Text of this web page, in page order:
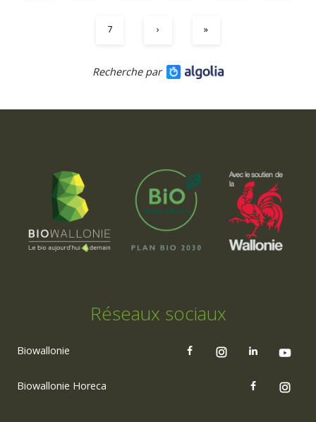
7 › »
Recherche par
Réseaux sociaux
Biowallonie
Biowallonie Horeca